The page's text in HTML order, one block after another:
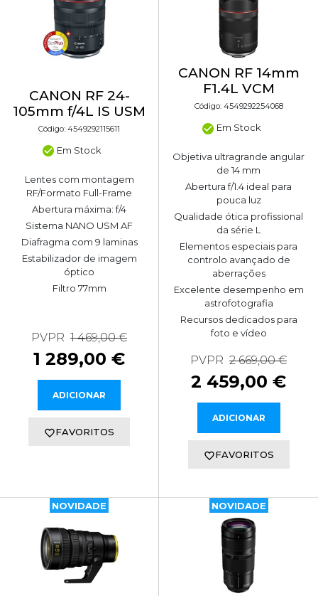
CANON RF 24-
105mm f/4L IS USM
Código: 4549292115611
Em Stock
Lentes com montagem
RF/Formato Full-Frame
Abertura máxima: f/4
Sistema NANO USM AF
Diafragma com 9 laminas
Estabilizador de imagem
óptico
Filtro 77mm
PVPR 1 469,00 €
1 289,00 €
ADICIONAR
FAVORITOS
CANON RF 14mm
F1.4L VCM
Código: 4549292254068
Em Stock
Objetiva ultragrande angular
de 14 mm
Abertura f/1.4 ideal para
pouca luz
Qualidade ótica profissional
da série L
Elementos especiais para
controlo avançado de
aberrações
Excelente desempenho em
astrofotografia
Recursos dedicados para
foto e vídeo
PVPR 2 669,00 €
2 459,00 €
ADICIONAR
FAVORITOS
NOVIDADE NOVIDADE